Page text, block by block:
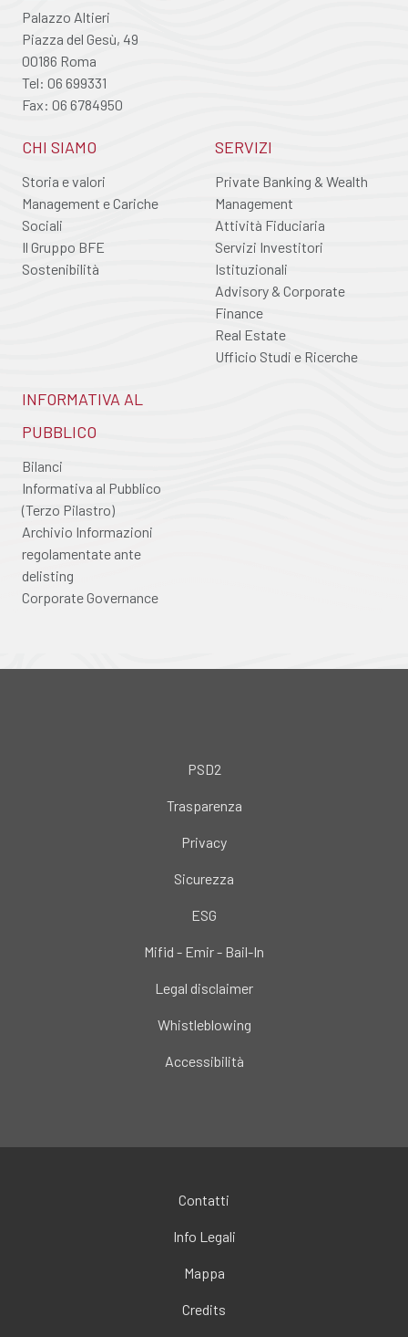
Palazzo Altieri
Piazza del Gesù, 49
00186 Roma
Tel: 06 699331
Fax: 06 6784950
CHI SIAMO
Storia e valori
Management e Cariche
Sociali
Il Gruppo BFE
Sostenibilità
SERVIZI
Private Banking & Wealth
Management
Attività Fiduciaria
Servizi Investitori
Istituzionali
Advisory & Corporate
Finance
Real Estate
Ufficio Studi e Ricerche
INFORMATIVA AL
PUBBLICO
Bilanci
Informativa al Pubblico
(Terzo Pilastro)
Archivio Informazioni
regolamentate ante
delisting
Corporate Governance
PSD2
Trasparenza
Privacy
Sicurezza
ESG
Mifid - Emir - Bail-In
Legal disclaimer
Whistleblowing
Accessibilità
Contatti
Info Legali
Mappa
Credits